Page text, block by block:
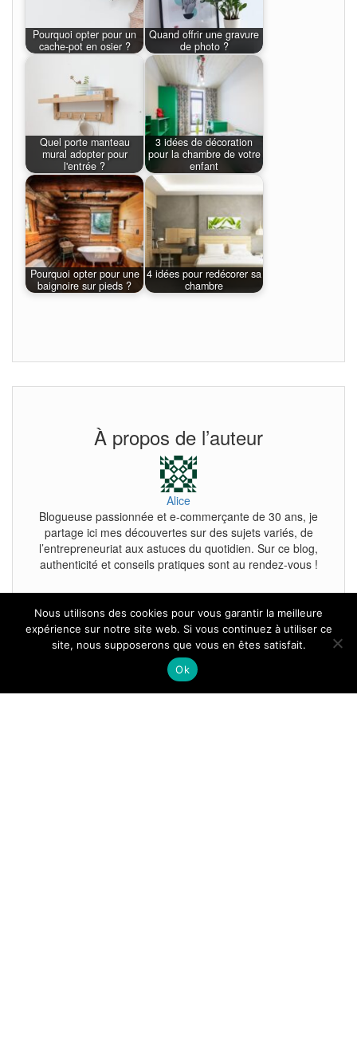
Pourquoi opter pour un
cache-pot en osier ?
Quand offrir une gravure
de photo ?
Quel porte manteau
mural adopter pour
l'entrée ?
3 idées de décoration
pour la chambre de votre
enfant
Pourquoi opter pour une
baignoire sur pieds ?
4 idées pour redécorer sa
chambre
À propos de l’auteur
Alice
Blogueuse passionnée et e-commerçante de 30 ans, je
partage ici mes découvertes sur des sujets variés, de
l’entrepreneuriat aux astuces du quotidien. Sur ce blog,
authenticité et conseils pratiques sont au rendez-vous !
Tous droits reservés.
Nous utilisons des cookies pour vous garantir la meilleure
expérience sur notre site web. Si vous continuez à utiliser ce
site, nous supposerons que vous en êtes satisfait.
Ok